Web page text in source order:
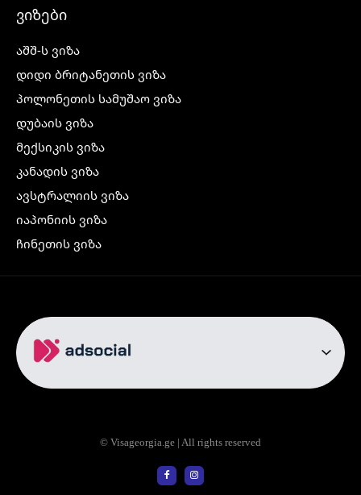
ვიზები
აშშ-ს ვიზა
დიდი ბრიტანეთის ვიზა
პოლონეთის სამუშაო ვიზა
დუბაის ვიზა
მექსიკის ვიზა
კანადის ვიზა
ავსტრალიის ვიზა
იაპონიის ვიზა
ჩინეთის ვიზა
ჩრდილოეთ ირლანდიის ვიზა
რუსეთის ვიზა
ავიაბილეთები
თბილისი ბაქო
© Visageorgia.ge | All rights reserved